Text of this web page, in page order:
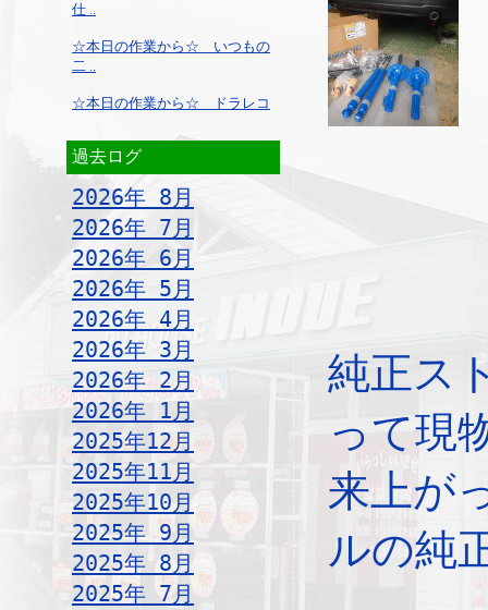
仕 ..
☆本日の作業から☆ いつもの
二 ..
☆本日の作業から☆ ドラレコ
過去ログ
2026年 8月
2026年 7月
2026年 6月
2026年 5月
2026年 4月
2026年 3月
2026年 2月
2026年 1月
2025年12月
2025年11月
2025年10月
2025年 9月
2025年 8月
2025年 7月
純正ス
って現
来上が
ルの純